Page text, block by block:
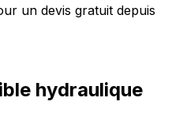
un devis gratuit depuis
hydraulique